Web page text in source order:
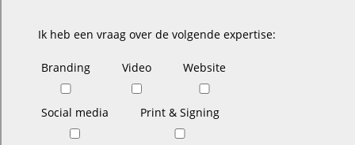
Ik heb een vraag over de volgende expertise:
Branding Video Website
Social media Print & Signing